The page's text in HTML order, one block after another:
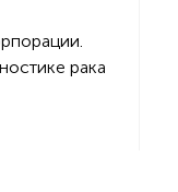
рака